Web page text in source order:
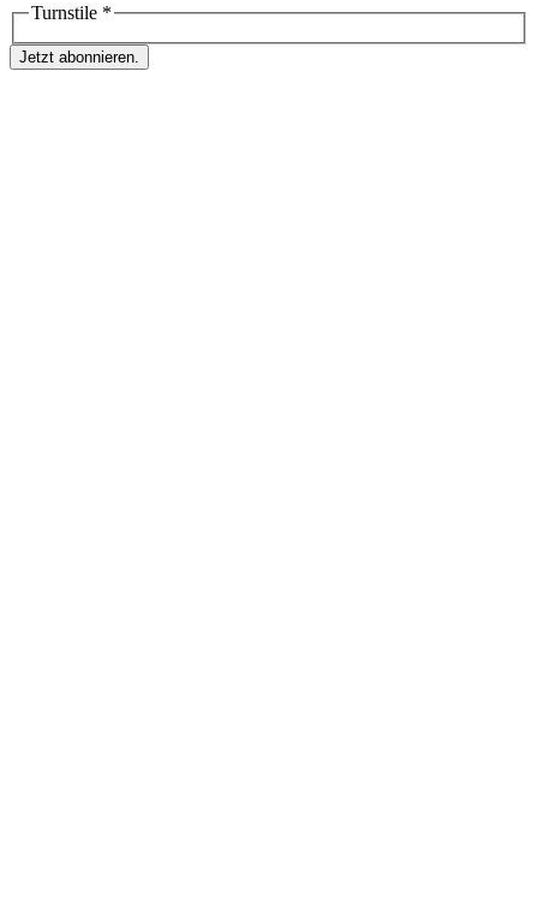
Turnstile *
Jetzt abonnieren.